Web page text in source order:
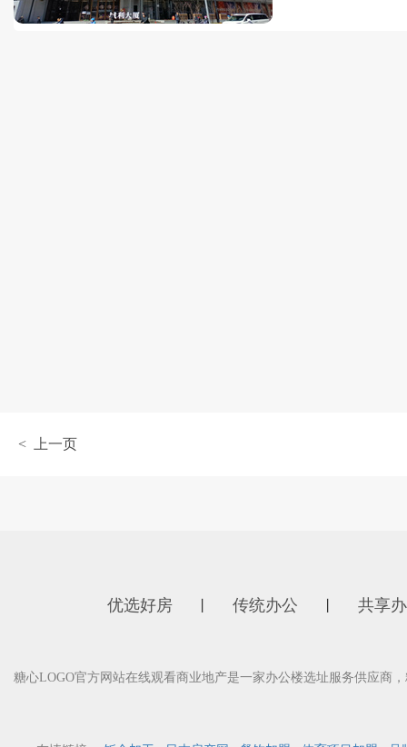
< 上一页
优选好房 传统办公 共享
糖心LOGO官方网站在线观看商业地产是一家办公楼选址服务供应商